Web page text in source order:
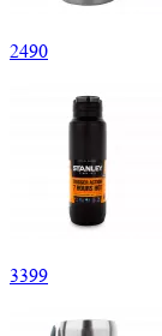
2490
3399